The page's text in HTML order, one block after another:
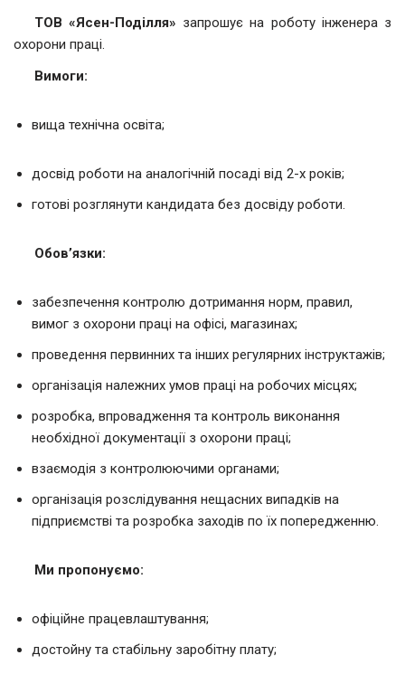
ТОВ «Ясен-Поділля» запрошує на роботу інженера з
охорони праці.
Вимоги:
вища технічна освіта;
досвід роботи на аналогічній посаді від 2-х років;
готові розглянути кандидата без досвіду роботи.
Обов’язки:
забезпечення контролю дотримання норм, правил,
вимог з охорони праці на офісі, магазинах;
проведення первинних та інших регулярних інструктажів;
організація належних умов праці на робочих місцях;
розробка, впровадження та контроль виконання
необхідної документації з охорони праці;
взаємодія з контролюючими органами;
організація розслідування нещасних випадків на
підприємстві та розробка заходів по їх попередженню.
Ми пропонуємо:
офіційне працевлаштування;
достойну та стабільну заробітну плату;